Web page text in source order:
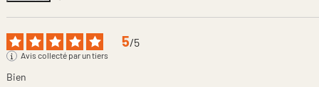
5/5
Avis collecté par un tiers
Bien